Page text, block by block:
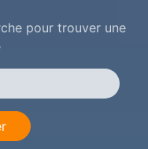
pour trouver une